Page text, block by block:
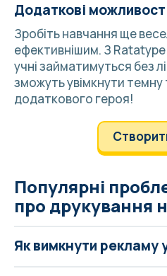
Додаткові
Зробіть навчання ще
ефективнішим. З Ratatype
учні займатимуться без
зможуть увімкнути
додаткового героя!
Популярні
про друкування
Як вимкнути рекламу